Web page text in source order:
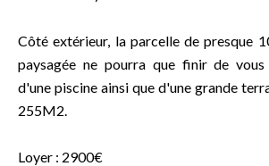
Côté extérieur, la parcelle de presque
paysagée ne pourra que finir de
d'une piscine ainsi que d'une grande
255M2.
Loyer : 2900€